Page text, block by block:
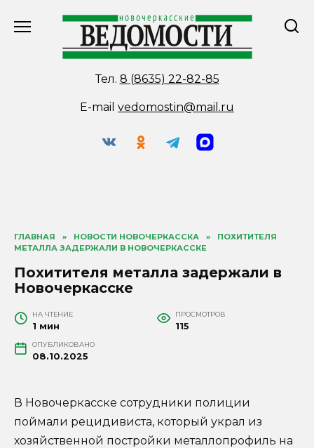
Тел. 8 (8635) 22-82-85
E-mail vedomostin@mail.ru
ГЛАВНАЯ » НОВОСТИ НОВОЧЕРКАССКА »
ПОХИТИТЕЛЯ
МЕТАЛЛА ЗАДЕРЖАЛИ В НОВОЧЕРКАССКЕ
Похитителя металла задержали в
Новочеркасске
НА ЧТЕНИЕ
1 мин
ПРОСМОТРОВ
115
ОПУБЛИКОВАНО
08.10.2025
В Новочеркасске сотрудники полиции
поймали рецидивиста, который украл из
хозяйственной постройки металлопрофиль на